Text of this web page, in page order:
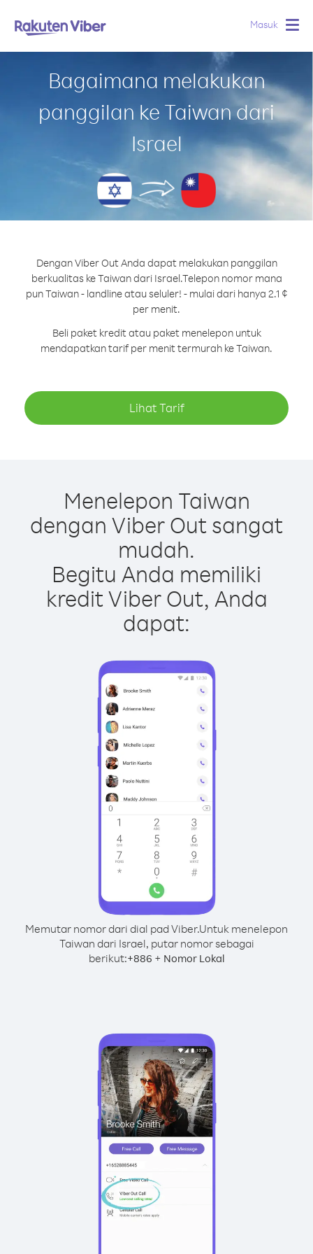
Masuk
Bagaimana melakukan
panggilan ke Taiwan dari
Israel
Dengan Viber Out Anda dapat melakukan panggilan
berkualitas ke Taiwan dari Israel.Telepon nomor mana
pun Taiwan - landline atau seluler! - mulai dari hanya 2.1 ¢
per menit.
Beli paket kredit atau paket menelepon untuk
mendapatkan tarif per menit termurah ke Taiwan.
Lihat Tarif
Menelepon Taiwan
dengan Viber Out sangat
mudah.
Begitu Anda memiliki
kredit Viber Out, Anda
dapat:
Memutar nomor dari dial pad Viber.Untuk menelepon
Taiwan dari Israel, putar nomor sebagai
berikut:+886 + Nomor Lokal